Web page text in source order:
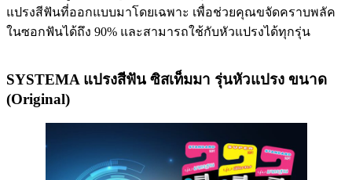
แปรงสีฟันที่ออกแบบมาโดยเฉพาะ เพื่อช่วยคุณขจัดคราบพลัค
ในซอกฟันได้ถึง 90% และสามารถใช้กับหัวแปรงได้ทุกรุ่น
SYSTEMA แปรงสีฟัน ซิสเท็มมา รุ่นหัวแปรง ขนาด
(Original)